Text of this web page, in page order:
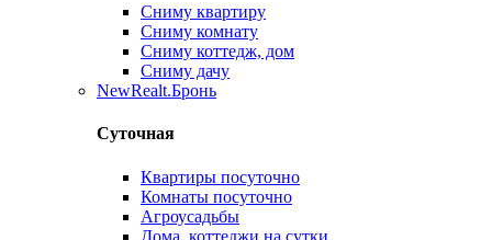
Сниму квартиру
Сниму комнату
Сниму коттедж, дом
Сниму дачу
NewRealt.Бронь
Суточная
Квартиры посуточно
Комнаты посуточно
Агроусадьбы
Дома, коттеджи на сутки